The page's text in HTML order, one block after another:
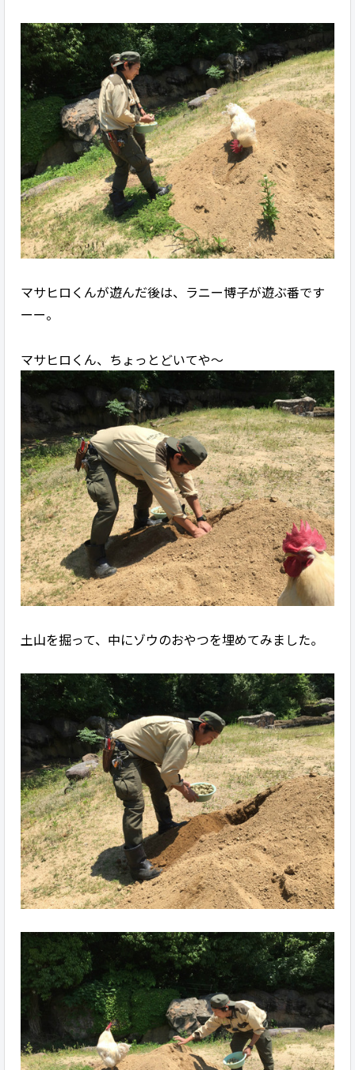
マサヒロくんが遊んだ後は、ラニー博子が遊ぶ番です
ーー。
マサヒロくん、ちょっとどいてや〜
土山を掘って、中にゾウのおやつを埋めてみました。